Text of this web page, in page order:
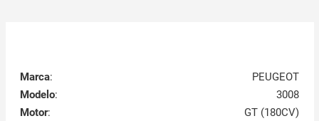
Marca:
PEUGEOT
Modelo:
3008
Motor:
GT (180CV)